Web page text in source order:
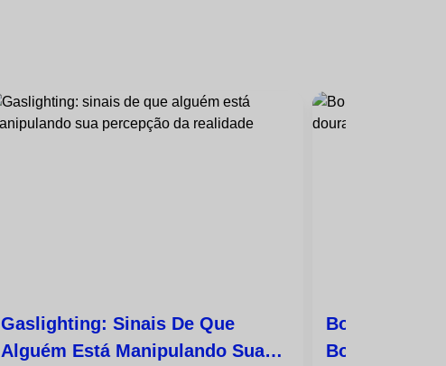
Gaslighting: Sinais De Que
Alguém Está Manipulando Sua
Bombardeio
Bombing]: A